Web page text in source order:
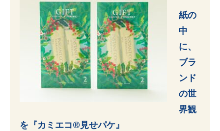
紙の
中
に、
ブラ
ンド
の世
界観
を『カミエコ®見せパケ』